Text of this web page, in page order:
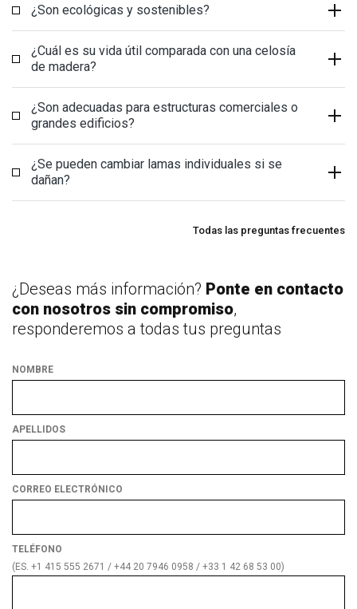
¿Son ecológicas y sostenibles?
¿Cuál es su vida útil comparada con una celosía
de madera?
¿Son adecuadas para estructuras comerciales o
grandes edificios?
¿Se pueden cambiar lamas individuales si se
dañan?
Todas las preguntas frecuentes
¿Deseas más información? Ponte en contacto
con nosotros sin compromiso,
responderemos a todas tus preguntas
NOMBRE
APELLIDOS
CORREO ELECTRÓNICO
TELÉFONO
(ES. +1 415 555 2671 / +44 20 7946 0958 / +33 1 42 68 53 00)